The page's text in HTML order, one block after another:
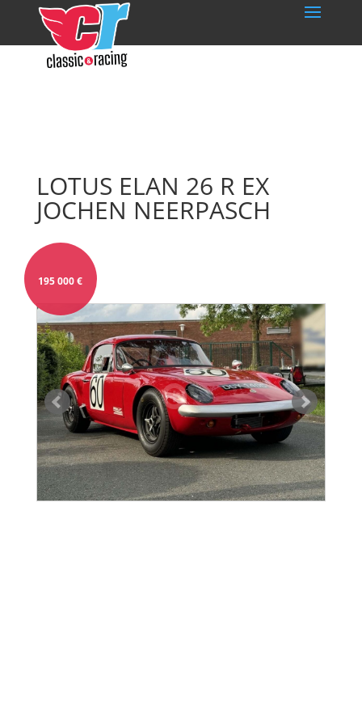
LOTUS ELAN 26 R EX
JOCHEN NEERPASCH
195 000€